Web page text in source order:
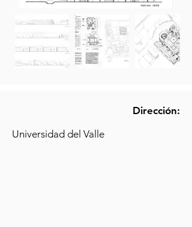
Dirección:
Universidad del Valle